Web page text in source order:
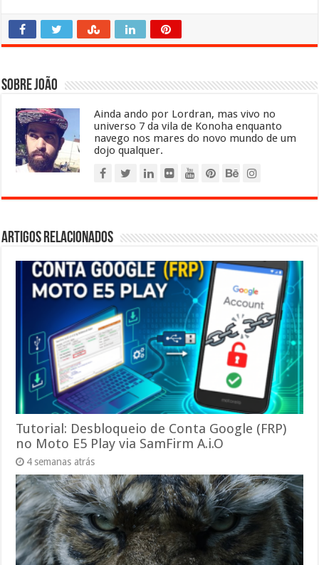
Sobre João
Ainda ando por Lordran, mas vivo no
universo 7 da vila de Konoha enquanto
navego nos mares do novo mundo de um
dojo qualquer.
Artigos relacionados
Tutorial: Desbloqueio de Conta Google (FRP)
no Moto E5 Play via SamFirm A.i.O
4 semanas atrás